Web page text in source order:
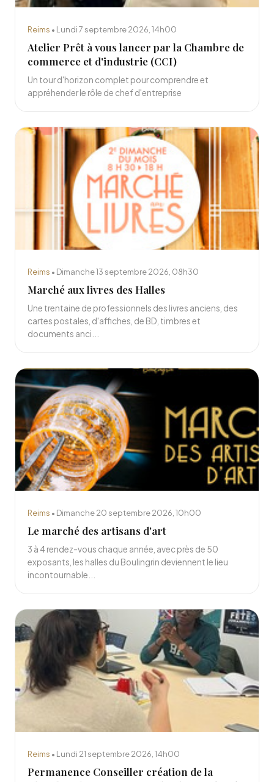
Reims • Lundi 7 septembre 2026, 14h00
Atelier Prêt à vous lancer par la Chambre de
commerce et d'industrie (CCI)
Un tour d'horizon complet pour comprendre et
appréhender le rôle de chef d'entreprise
Reims • Dimanche 13 septembre 2026, 08h30
Marché aux livres des Halles
Une trentaine de professionnels des livres anciens, des
cartes postales, d'affiches, de BD, timbres et
documents anci...
Reims • Dimanche 20 septembre 2026, 10h00
Le marché des artisans d'art
3 à 4 rendez-vous chaque année, avec près de 50
exposants, les halles du Boulingrin deviennent le lieu
incontournable...
Reims • Lundi 21 septembre 2026, 14h00
Permanence Conseiller création de la